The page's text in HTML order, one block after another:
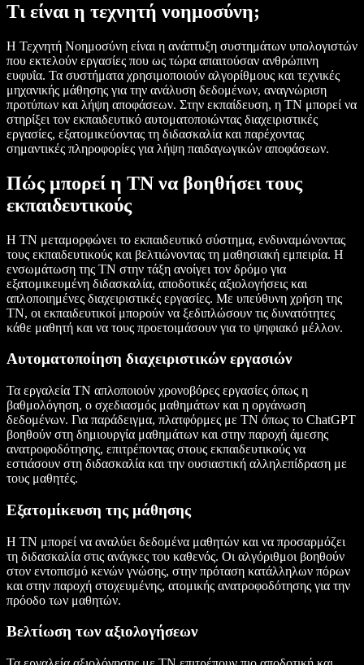
Τι είναι η τεχνητή νοημοσύνη;
Η Τεχνητή Νοημοσύνη είναι η ανάπτυξη συστημάτων υπολογιστών
που εκτελούν εργασίες που ως τώρα απαιτούσαν ανθρώπινη
ευφυΐα. Τα συστήματα χρησιμοποιούν αλγορίθμους και τεχνικές
μηχανικής μάθησης για την ανάλυση δεδομένων, αναγνώριση
προτύπων και λήψη αποφάσεων. Στην εκπαίδευση, η ΤΝ μπορεί να
στηρίξει τον εκπαιδευτικό αυτοματοποιώντας διαχειριστικές
εργασίες, εξατομικεύοντας τη διδασκαλία και παρέχοντας
σημαντικές πληροφορίες για λήψη παιδαγωγικών αποφάσεων.
Πώς μπορεί η ΤΝ να βοηθήσει τους
εκπαιδευτικούς
Η TΝ μεταμορφώνει το εκπαιδευτικό σύστημα, ενδυναμώνοντας
τους εκπαιδευτικούς και βελτιώνοντας τη μαθησιακή εμπειρία. Η
ενσωμάτωση της ΤΝ στην τάξη ανοίγει τον δρόμο για
εξατομικευμένη διδασκαλία, αποδοτικές αξιολογήσεις και
απλοποιημένες διαχειριστικές εργασίες. Με υπεύθυνη χρήση της
ΤΝ, οι εκπαιδευτικοί μπορούν να ξεδιπλώσουν τις δυνατότητες
κάθε μαθητή και να τους προετοιμάσουν για το ψηφιακό μέλλον.
Αυτοματοποίηση διαχειριστικών εργασιών
Τα εργαλεία ΤΝ απλοποιούν χρονοβόρες εργασίες όπως η
βαθμολόγηση, ο σχεδιασμός μαθημάτων και η οργάνωση
δεδομένων. Για παράδειγμα, πλατφόρμες με ΤΝ όπως το ChatGPT
βοηθούν στη δημιουργία μαθημάτων και στην παροχή άμεσης
ανατροφοδότησης, επιτρέποντας στους εκπαιδευτικούς να
εστιάσουν στη διδασκαλία και την ουσιαστική αλληλεπίδραση με
τους μαθητές.
Εξατομίκευση της μάθησης
Η ΤΝ μπορεί να αναλύει δεδομένα μαθητών και να προσαρμόζει
τη διδασκαλία στις ανάγκες του καθενός. Οι αλγόριθμοι βοηθούν
στον εντοπισμό κενών γνώσης, στην πρόταση κατάλληλων πόρων
και στην παροχή στοχευμένης, ατομικής ανατροφοδότησης για την
πρόοδο των μαθητών.
Βελτίωση των αξιολογήσεων